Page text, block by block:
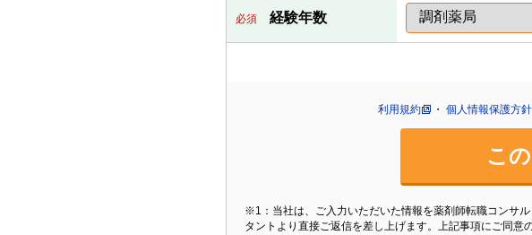
必須 経験年数
利用規約 ・ 個人情報保護方針
こ
※1：当社は、ご入力いただいた情報を薬剤師転職コンサ
タントより直接ご返信を差し上げます。上記事項にご同